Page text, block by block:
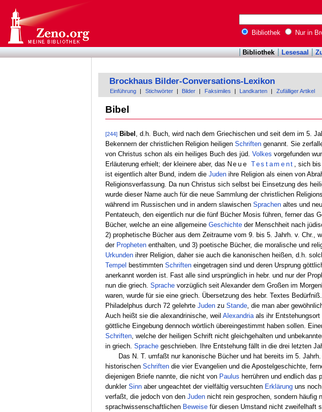
Bibliothek Nur in
Bibliothek Lesesaal
Brockhaus Bilder-Conversations-Lexikon
Einführung Stichwörter Bilder Faksimiles Landkarten Zufälliger Artikel
Bibel
[244] Bibel , d.h. Buch, wird nach dem Griechischen und seit dem im 5.
Bekennern der christlichen Religion heiligen Schriftengenannt. Sie
von Christus schon als ein heiliges Buch des jüd. Volkes vorgefunden
Erläuterung erhielt; der kleinere aber, das Neue Testament
, sich
ist eigentlich alter Bund, indem die Judenihre Religion als einen von
Religionsverfassung. Da nun Christus sich selbst bei Einsetzung des
wurde dieser Name auch für die neue Sammlung der christlichen
während im Russischen und in andern slawischen Sprachenaltes und
Pentateuch, den eigentlich nur die fünf Bücher Mosis führen, ferner das
Bücher, welche an eine allgemeine Geschichteder Menschheit nach
2) prophetische Bücher aus dem Zeitraume vom 9. bis 5. Jahrh. v. Chr.,
der Prophetenenthalten, und 3) poetische Bücher, die moralische und
Urkundenihrer Religion, daher sie auch die kanonischen heißen, d.h.
Tempel bestimmten Schrifteneingetragen sind und deren Ursprung
anerkannt worden ist. Fast alle sind ursprünglich in hebr. und nur der
nun die griech. Sprachevorzüglich seit Alexander dem Großen im
waren, wurde für sie eine griech. Übersetzung des hebr. Textes
Philadelphus durch 72 gelehrte Judenzu Stande, die man aber
Auch heißt sie die alexandrinische, weil Alexandriaals ihr Entstehungsort
göttliche Eingebung dennoch wörtlich übereingestimmt haben sollen.
Schriften, welche der heiligen Schrift nicht gleichgehalten und
in griech. Sprachegeschrieben. Ihre Entstehung fällt in die drei letzten
Das N. T. umfaßt nur kanonische Bücher und hat bereits im 5.
historischen Schriftendie vier Evangelien und die Apostelgeschichte,
diejenigen Briefe nannte, die nicht von Paulus herrühren und endlich das
dunkler Sinnaber ungeachtet der vielfältig versuchten Erklärunguns noch
verfaßt, die jedoch von den Judennicht rein gesprochen, sondern häufig
sprachwissenschaftlichen Beweisefür diesen Umstand nicht zweifelhaft